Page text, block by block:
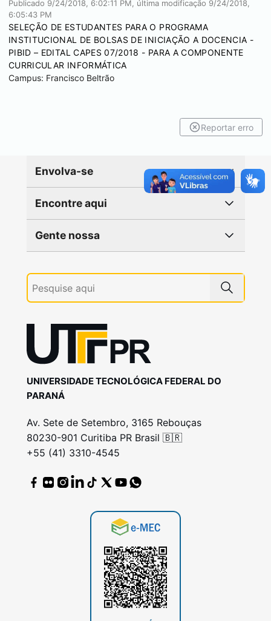
Publicado 9/24/2018, 6:02:11 PM , última modificação 9/24/2018,
6:05:43 PM
SELEÇÃO DE ESTUDANTES PARA O PROGRAMA
INSTITUCIONAL DE BOLSAS DE INICIAÇÃO A DOCENCIA -
PIBID – EDITAL CAPES 07/2018 - PARA A COMPONENTE
CURRICULAR INFORMÁTICA
Campus: Francisco Beltrão
Reportar erro
Envolva-se
Encontre aqui
Gente nossa
UNIVERSIDADE TECNOLÓGICA FEDERAL DO
PARANÁ
Av. Sete de Setembro, 3165 Rebouças
80230-901 Curitiba PR Brasil 🇧🇷
+55 (41) 3310-4545